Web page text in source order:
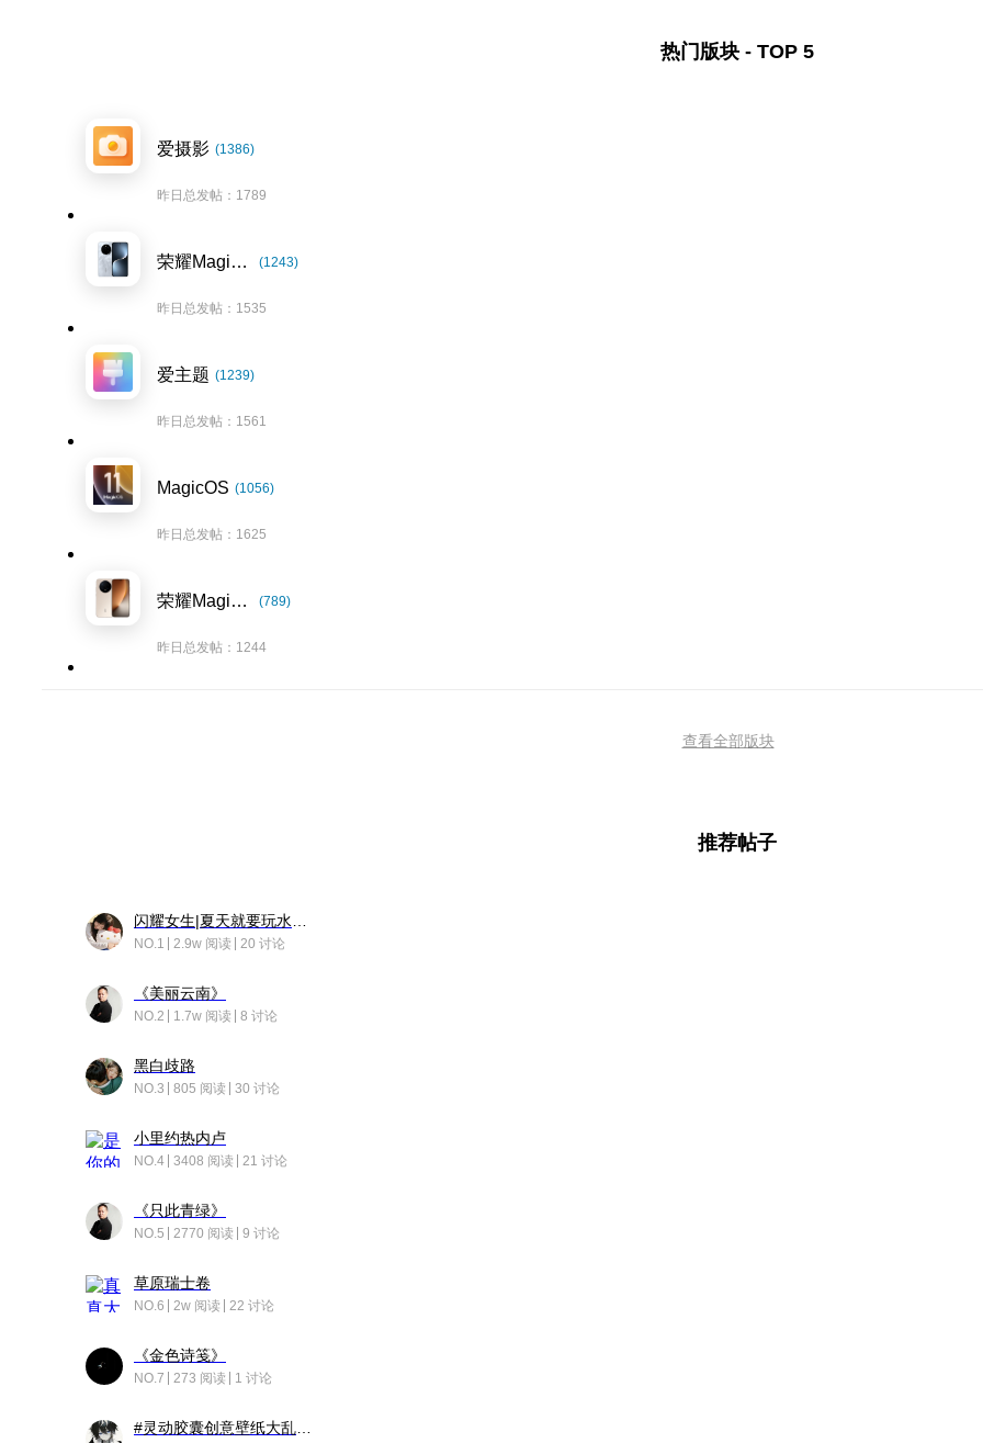
热门版块 - TOP 5
爱摄影 (1386)
昨日总发帖：1789
荣耀Magic7系列 (1243)
昨日总发帖：1535
爱主题 (1239)
昨日总发帖：1561
MagicOS (1056)
昨日总发帖：1625
荣耀Magic8系列 (789)
昨日总发帖：1244
查看全部版块
推荐帖子
NO.1 2.9w 阅读 20 讨论
《美丽云南》
NO.2 1.7w 阅读 8 讨论
黑白歧路
NO.3 805 阅读 30 讨论
小里约热内卢
NO.4 3408 阅读 21 讨论
《只此青绿》
NO.5 2770 阅读 9 讨论
草原瑞士卷
NO.6 2w 阅读 22 讨论
《金色诗笺》
NO.7 273 阅读 1 讨论